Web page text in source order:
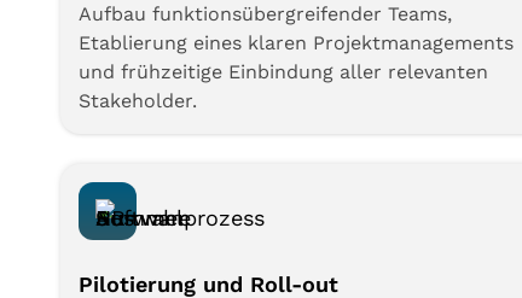
Aufbau funktionsübergreifender Teams,
Etablierung eines klaren Projektmanagements
und frühzeitige Einbindung aller relevanten
Stakeholder.
Pilotierung und Roll-out